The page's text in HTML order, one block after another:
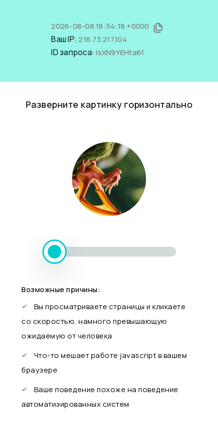
2026-08-08 18:54:18 +0000
Ваш IP:216.73.217.104
ID запроса:IsXN9YEHta61
Разверните картинку горизонтально
Возможные причины:
Вы просматриваете страницы и кликаете
со скоростью, намного превышающую
ожидаемую от человека
Что-то мешает работе javascript в вашем
браузере
Ваше поведение похоже на поведение
автоматизированных систем